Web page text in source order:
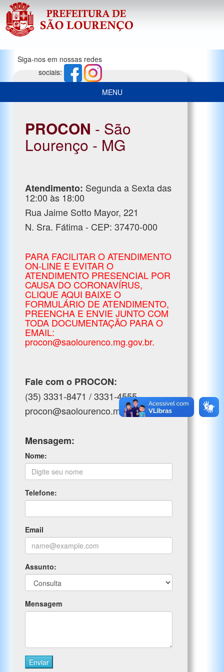
Siga-nos em nossas redes
sociais:
MENU
PROCON - São
Lourenço - MG
Atendimento: Segunda a Sexta das
12:00 às 18:00
Rua Jaime Sotto Mayor, 221
N. Sra. Fátima - CEP: 37470-000
PARA FACILITAR O ATENDIMENTO
ON-LINE E EVITAR O
ATENDIMENTO PRESENCIAL POR
CAUSA DO CORONAVÍRUS,
CLIQUE AQUI BAIXE O
FORMULÁRIO DE ATENDIMENTO,
PREENCHA E ENVIE JUNTO COM
TODA DOCUMENTAÇÃO PARA O
EMAIL:
procon@saolourenco.mg.gov.br.
Fale com o PROCON:
(35) 3331-8471 / 3331-4555
procon@saolourenco.mg.gov.br
Mensagem:
Nome:
Telefone:
Email
Assunto:
Mensagem